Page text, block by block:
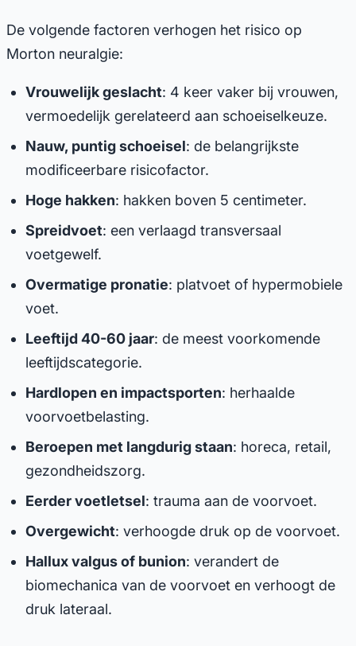
De volgende factoren verhogen het risico op
Morton neuralgie:
Vrouwelijk geslacht: 4 keer vaker bij vrouwen,
vermoedelijk gerelateerd aan schoeiselkeuze.
Nauw, puntig schoeisel: de belangrijkste
modificeerbare risicofactor.
Hoge hakken: hakken boven 5 centimeter.
Spreidvoet: een verlaagd transversaal
voetgewelf.
Overmatige pronatie: platvoet of hypermobiele
voet.
Leeftijd 40-60 jaar: de meest voorkomende
leeftijdscategorie.
Hardlopen en impactsporten: herhaalde
voorvoetbelasting.
Beroepen met langdurig staan: horeca, retail,
gezondheidszorg.
Eerder voetletsel: trauma aan de voorvoet.
Overgewicht: verhoogde druk op de voorvoet.
Hallux valgus of bunion: verandert de
biomechanica van de voorvoet en verhoogt de
druk lateraal.